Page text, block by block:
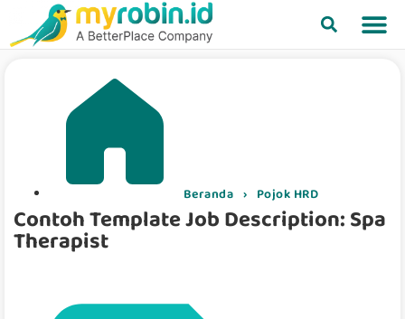
Beranda › Pojok HRD
Contoh Template Job Description: Spa
Therapist